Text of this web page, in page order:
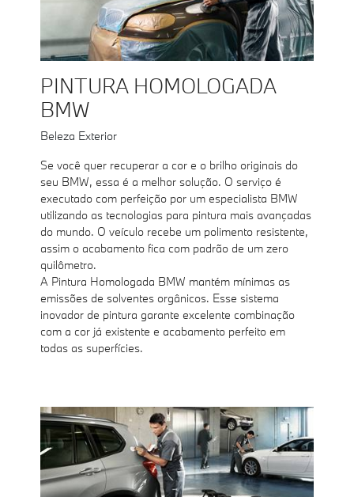
PINTURA HOMOLOGADA
BMW
Beleza Exterior
Se você quer recuperar a cor e o brilho originais do
seu BMW, essa é a melhor solução. O serviço é
executado com perfeição por um especialista BMW
utilizando as tecnologias para pintura mais avançadas
do mundo. O veículo recebe um polimento resistente,
assim o acabamento fica com padrão de um zero
quilômetro.
A Pintura Homologada BMW mantém mínimas as
emissões de solventes orgânicos. Esse sistema
inovador de pintura garante excelente combinação
com a cor já existente e acabamento perfeito em
todas as superfícies.